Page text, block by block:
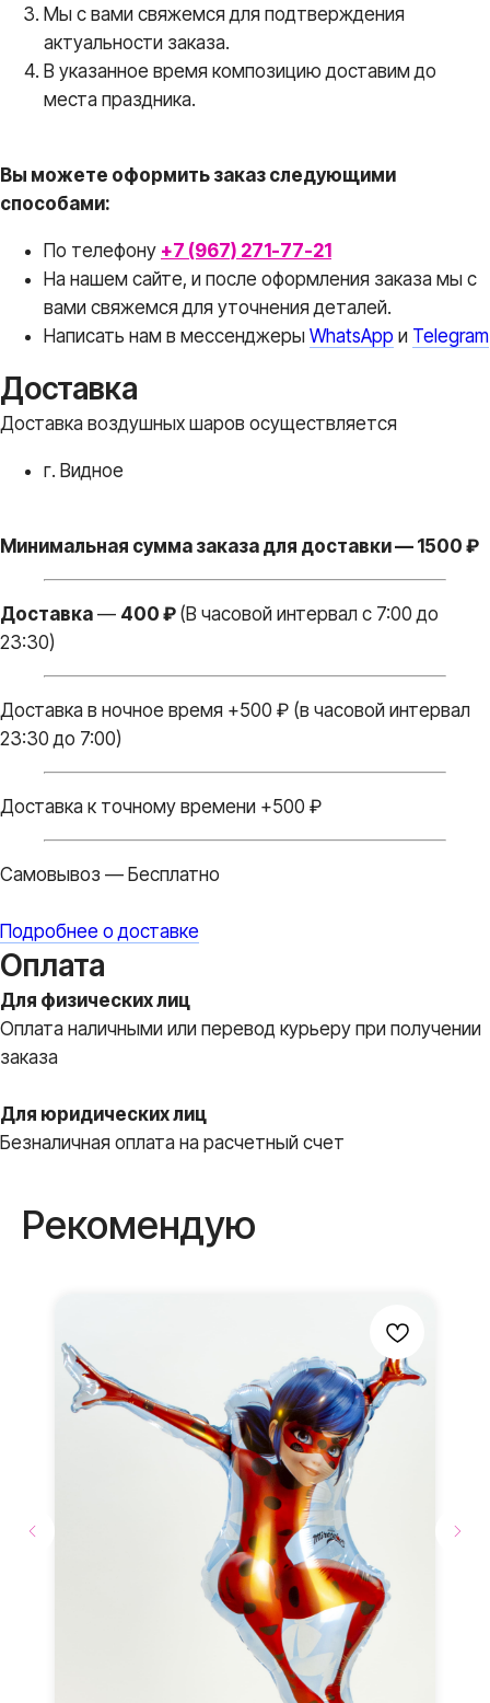
Мы с вами свяжемся для подтверждения
актуальности заказа.
В указанное время композицию доставим до
места праздника.
Вы можете оформить заказ следующими
способами:
По телефону +7 (967) 271-77-21
На нашем сайте, и после оформления заказа мы с
вами свяжемся для уточнения деталей.
Написать нам в месcенджеры WhatsApp и Telegram
Доставка
Доставка воздушных шаров осуществляется
г. Видное
Минимальная сумма заказа для доставки — 1500 ₽
Доставка — 400 ₽ (В часовой интервал с 7:00 до
23:30)
Доставка в ночное время +500 ₽ (в часовой интервал
23:30 до 7:00)
Доставка к точному времени +500 ₽
Самовывоз — Бесплатно
Подробнее о доставке
Оплата
Для физических лиц
Оплата наличными или перевод курьеру при получении
заказа
Для юридических лиц
Безналичная оплата на расчетный счет
Рекомендую
В ПОДАРОК
получите
Транспортировочный
по г. Видное, г. Домодедово и
Доставка до места
мероприятия
Мы дополняем каждую
композицию маленькими
элементами в подарок
Бантики и атласные
ленты